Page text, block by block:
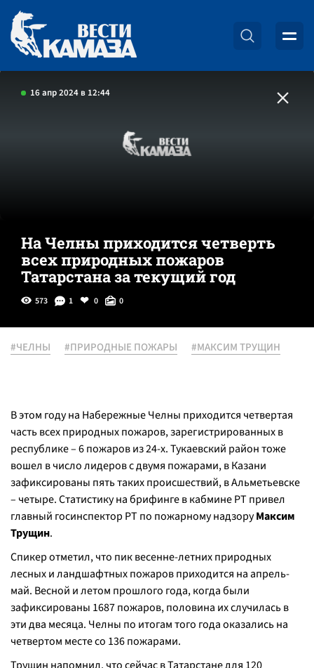
16 апр 2024 в 12:44
На Челны приходится четверть
всех природных пожаров
Татарстана за текущий год
573 1 0 0
#ЧЕЛНЫ #ПРИРОДНЫЕ ПОЖАРЫ #МАКСИМ ТРУЩИН
В этом году на Набережные Челны приходится четвертая
часть всех природных пожаров, зарегистрированных в
республике – 6 пожаров из 24-х. Тукаевский район тоже
вошел в число лидеров с двумя пожарами, в Казани
зафиксированы пять таких происшествий, в Альметьевске
– четыре. Статистику на брифинге в кабмине РТ привел
главный госинспектор РТ по пожарному надзоруМаксим
Трущин.
Спикер отметил, что пик весенне-летних природных
лесных и ландшафтных пожаров приходится на апрель-
май. Весной и летом прошлого года, когда были
зафиксированы 1687 пожаров, половина их случилась в
эти два месяца. Челны по итогам того года оказались на
четвертом месте со 136 пожарами.